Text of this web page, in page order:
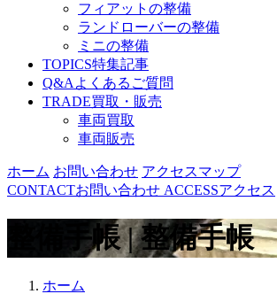
フィアットの整備
ランドローバーの整備
ミニの整備
TOPICS特集記事
Q&A よくあるご質問
TRADE買取・販売
車両買取
車両販売
ホーム お問い合わせ アクセスマップ
CONTACTお問い合わせ ACCESSアクセス
整備手帳 | 整備手帳
ホーム